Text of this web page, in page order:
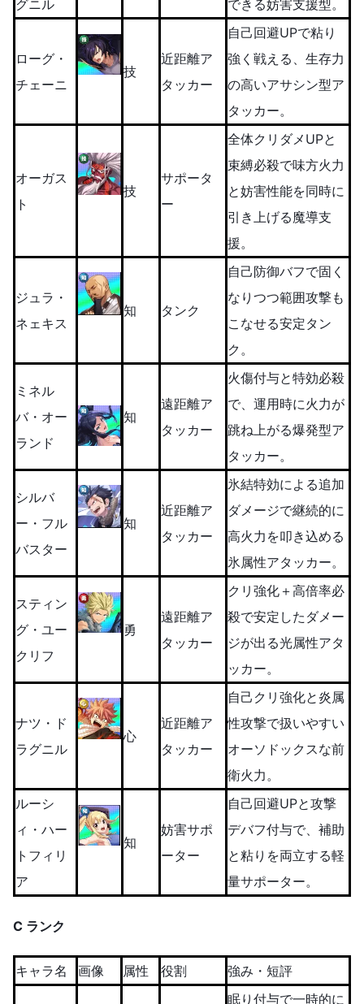
グニル
できる妨害支援型。
ローグ・
チェーニ
技
近距離ア
タッカー
自己回避UPで粘り
強く戦える、生存力
の高いアサシン型ア
タッカー。
オーガス
ト
技
サポータ
ー
全体クリダメUPと
束縛必殺で味方火力
と妨害性能を同時に
引き上げる魔導支
援。
ジュラ・
ネェキス
知 タンク
自己防御バフで固く
なりつつ範囲攻撃も
こなせる安定タン
ク。
ミネル
バ・オー
ランド
知
遠距離ア
タッカー
火傷付与と特効必殺
で、運用時に火力が
跳ね上がる爆発型ア
タッカー。
シルバ
ー・フル
バスター
知
近距離ア
タッカー
氷結特効による追加
ダメージで継続的に
高火力を叩き込める
氷属性アタッカー。
スティン
グ・ユー
クリフ
勇
遠距離ア
タッカー
クリ強化＋高倍率必
殺で安定したダメー
ジが出る光属性アタ
ッカー。
ナツ・ド
ラグニル
心
近距離ア
タッカー
自己クリ強化と炎属
性攻撃で扱いやすい
オーソドックスな前
衛火力。
ルーシ
ィ・ハー
トフィリ
ア
知
妨害サポ
ーター
自己回避UPと攻撃
デバフ付与で、補助
と粘りを両立する軽
量サポーター。
C ランク
キャラ名 画像 属性 役割 強み・短評
眠り付与で一時的に